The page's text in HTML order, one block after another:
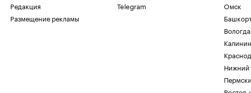
Редакция
Размещение рекламы
Telegram
Омск
Вологда
Нижний